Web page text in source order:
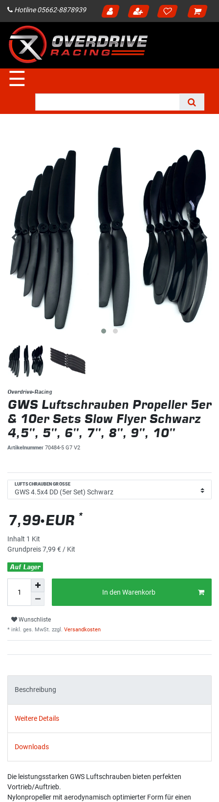
Hotline 05662-8878939
☰
Overdrive-Racing
GWS Luftschrauben Propeller 5er
& 10er Sets Slow Flyer Schwarz
4,5", 5", 6", 7", 8", 9", 10"
Artikelnummer 70484-5 G7 V2
LUFTSCHRAUBEN GRÖSSE
7,99 EUR *
Inhalt 1 Kit
Grundpreis7,99 € / Kit
Auf Lager
In den Warenkorb
Wunschliste
* inkl. ges. MwSt. zzgl. Versandkosten
Beschreibung
Weitere Details
Downloads
Die leistungsstarken GWS Luftschrauben bieten perfekten
Vortrieb/Auftrieb.
Nylonpropeller mit aerodynamisch optimierter Form für einen